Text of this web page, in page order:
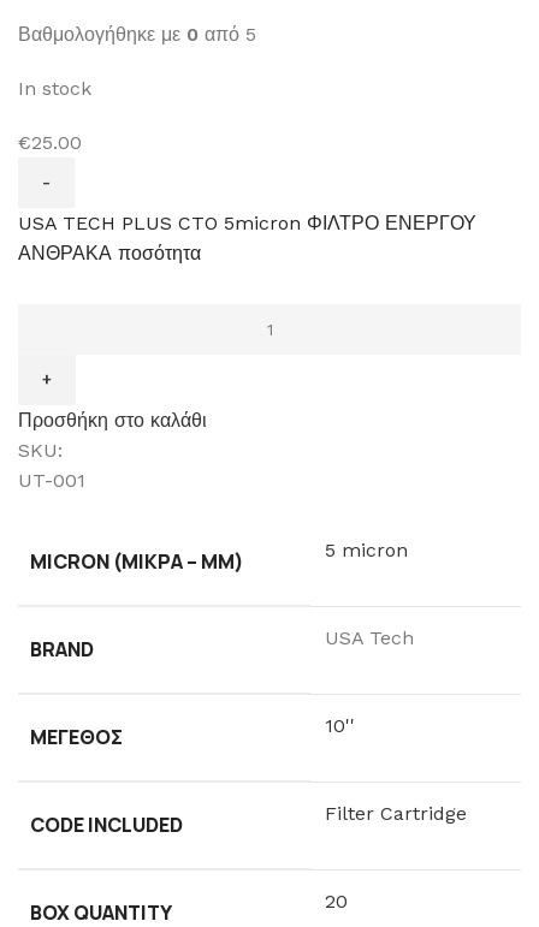
Βαθμολογήθηκε με 0 από 5
In stock
€25.00
USA TECH PLUS CTO 5micron ΦΙΛΤΡΟ ΕΝΕΡΓΟΥ
ΑΝΘΡΑΚΑ ποσότητα
Προσθήκη στο καλάθι
SKU:
UT-001
MICRON (ΜΙΚΡΆ – ΜM) 5 micron
BRAND USA Tech
ΜΈΓΕΘΟΣ 10''
CODE INCLUDED Filter Cartridge
BOX QUANTITY 20